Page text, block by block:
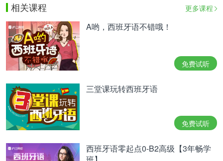
勇气就是一种坚韧；正因为它是一种坚韧，才使我们
具有任何形式的自我否定和自我战胜的能力。
Un viaje de diez mil kilómetros empieza por un solo
千里之行，始于足下。
Menos miedo y más valor. Menos lágrimas y más
fe.
少一些恐惧多一些勇气，少一些泪水多一些信仰。
相关课程 更多课程
A哟，西班牙语不错哦！
免费试听
三堂课玩转西班牙语
免费试听
西班牙语零起点0-B2高级【3年畅学